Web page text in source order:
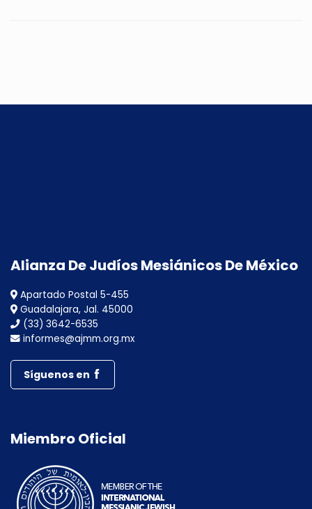
Alianza De Judíos Mesiánicos De México
Apartado Postal 5-455
Guadalajara, Jal. 45000
(33) 3642-6535
informes@ajmm.org.mx
Síguenos en
Miembro Oficial